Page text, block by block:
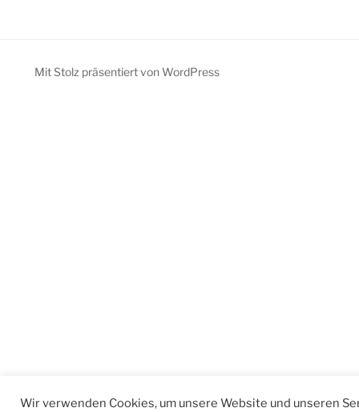
Mit Stolz präsentiert von WordPress
Wir verwenden Cookies, um unsere Website und unseren